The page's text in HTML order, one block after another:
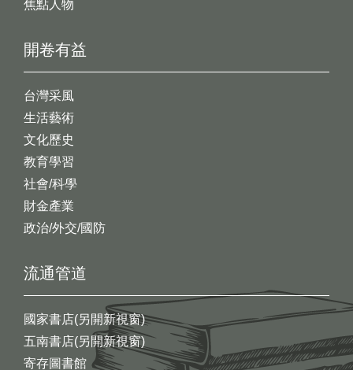
開卷有益
台灣采風
生活藝術
文化歷史
教育學習
社會/科學
財金產業
政治/外交/國防
焦點人物
流通管道
國家書店(另開新視窗)
五南書店(另開新視窗)
寄存圖書館